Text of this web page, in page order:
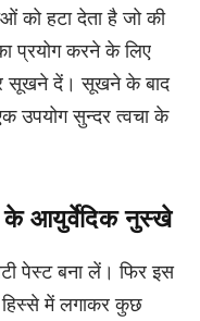
को हटा देता है जो की
प्रयोग करने के लिए
सूखने दें। सूखने के बाद
उपयोग सुन्दर त्वचा के
के आयुर्वेदिक नुस्खे
पेस्‍ट बना लें। फिर इस
में लगाकर कुछ